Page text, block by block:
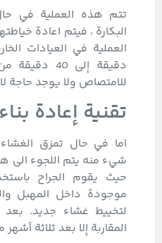
تتم هذه العملية في
البكارة ، فيتم اعادة
دقيقة إلى
للامتصاص ولا يوجد حاجة
تقنية إعادة
اما في حال تمزق
شيء منه يتم اللجوء الى
حيث يقوم الجراح
موجودة داخل المهبل
لتخييط غشاء جديد.
المقاربة إلا بعد ثلاثة